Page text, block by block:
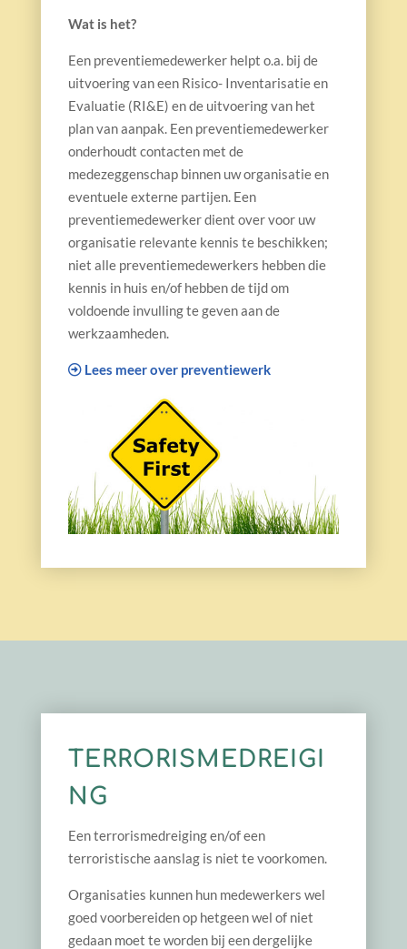
Wat is het?
Een preventiemedewerker helpt o.a. bij de
uitvoering van een Risico- Inventarisatie en
Evaluatie (RI&E) en de uitvoering van het
plan van aanpak. Een preventiemedewerker
onderhoudt contacten met de
medezeggenschap binnen uw organisatie en
eventuele externe partijen. Een
preventiemedewerker dient over voor uw
organisatie relevante kennis te beschikken;
niet alle preventiemedewerkers hebben die
kennis in huis en/of hebben de tijd om
voldoende invulling te geven aan de
werkzaamheden.
Lees meer over preventiewerk
TERRORISMEDREIGI
NG
Een terrorismedreiging en/of een
terroristische aanslag is niet te voorkomen.
Organisaties kunnen hun medewerkers wel
goed voorbereiden op hetgeen wel of niet
gedaan moet te worden bij een dergelijke